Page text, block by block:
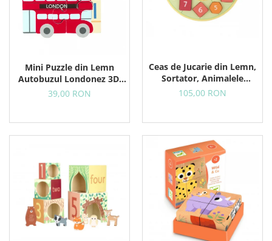
Mini Puzzle din Lemn
Autobuzul Londonez 3D,
12+ Luni, 4 Piese
39,00 RON
Ceas de Jucarie din Lemn,
Sortator, Animalele
Padurii
105,00 RON